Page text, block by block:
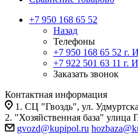
+7 950 168 65 52
Назад
Телефоны
+7 950 168 65 52 г.
+7 922 501 63 11 г.
Заказать звонок
Контактная информация
1. СЦ "Гвоздь", ул.
2. "Хозяйственная база" улица
gvozd@kupipol.ru